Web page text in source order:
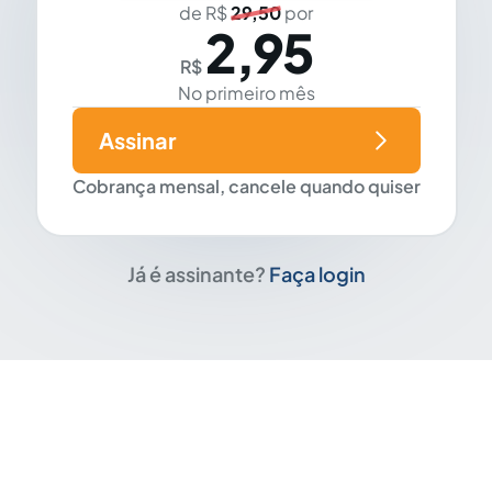
de R$29,50por
R$ 2,95
No primeiro mês
Cobrança mensal, cancele quando quiser
Assinar
Já é assinante? Faça login